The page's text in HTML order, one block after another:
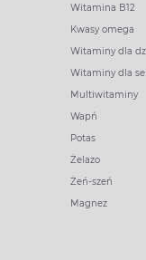
Witamina B12
Kwasy omega
Witaminy dla
Witaminy dla
Multiwitaminy
Wapń
Potas
Żelazo
Żeń-szeń
Magnez